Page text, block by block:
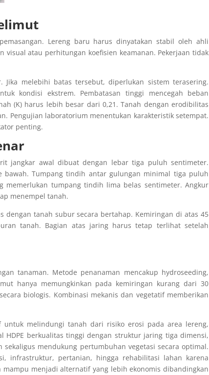
Lereng baru harus dinyatakan stabil oleh ahli
visual atau perhitungan koefisien keamanan. Pekerjaan tidak
melebihi batas tersebut, diperlukan sistem terasering.
kondisi ekstrem. Pembatasan tinggi mencegah beban
(K) harus lebih besar dari 0,21. Tanah dengan erodibilitas
Pengujian laboratorium menentukan karakteristik setempat.
penting.
jangkar awal dibuat dengan lebar tiga puluh sentimeter.
bawah. Tumpang tindih antar gulungan minimal tiga puluh
memerlukan tumpang tindih lima belas sentimeter. Angkur
menempel tanah.
tanah subur secara bertahap. Kemiringan di atas 45
tanah. Bagian atas jaring harus tetap terlihat setelah
tanaman. Metode penanaman mencakup hydroseeding,
hanya memungkinkan pada kemiringan kurang dari 30
biologis. Kombinasi mekanis dan vegetatif memberikan
melindungi tanah dari risiko erosi pada area lereng,
berkualitas tinggi dengan struktur jaring tiga dimensi,
mendukung pertumbuhan vegetasi secara optimal.
infrastruktur, pertanian, hingga rehabilitasi lahan karena
menjadi alternatif yang lebih ekonomis dibandingkan